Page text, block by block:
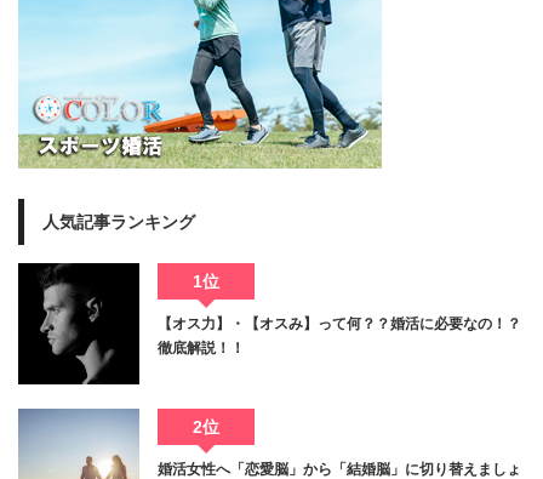
人気記事ランキング
1位
【オス力】・【オスみ】って何？？婚活に必要なの！？
徹底解説！！
2位
婚活女性へ「恋愛脳」から「結婚脳」に切り替えましょ